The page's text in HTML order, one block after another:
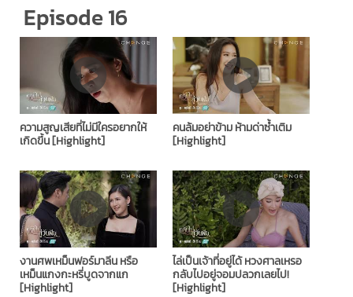
Episode 16
ความสูญเสียที่ไม่มีใครอยากให้
เกิดขึ้น [Highlight]
คนล้มอย่าข้าม ห้ามด่าซ้ำเติม
[Highlight]
งานศพเหม็นฟอร์มาลีน หรือ
เหม็นแกงกะหรี่บูดจากแก
[Highlight]
ไล่เป็นเจ้าที่อยู่ได้ หวงศาลเหรอ
กลับไปอยู่จอมปลวกเลยไป!
[Highlight]